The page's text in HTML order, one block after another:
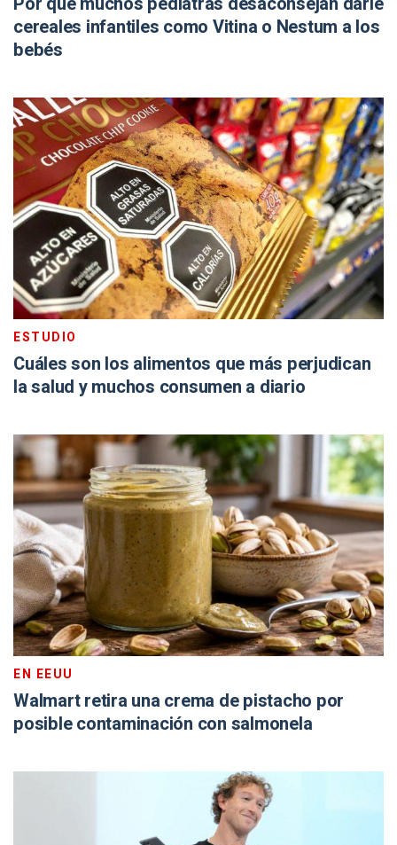
cereales infantiles como Vitina o Nestum a los
bebés
ESTUDIO
Cuáles son los alimentos que más perjudican
la salud y muchos consumen a diario
EN EEUU
Walmart retira una crema de pistacho por
posible contaminación con salmonela